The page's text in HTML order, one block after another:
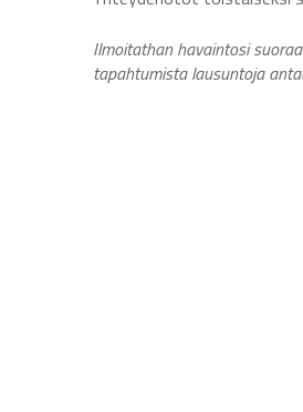
Ilmoitathan havaintosi
tapahtumista lausuntoja